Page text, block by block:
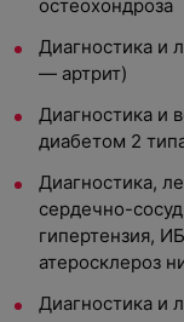
остеохондроза
Диагностика и
— артрит)
Диагностика и
диабетом 2
Диагностика,
сердечно-
гипертензия,
атеросклероз
Диагностика и